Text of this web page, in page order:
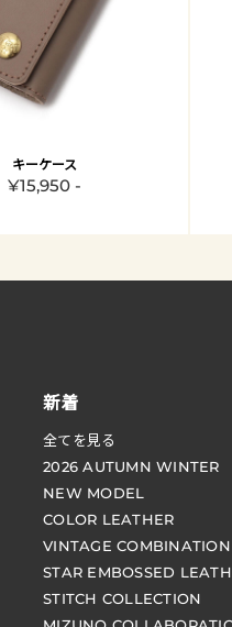
キーケース
¥15,950 -
新着
全てを見る
2026 AUTUMN WINTER
NEW MODEL
COLOR LEATHER
VINTAGE
STAR EMBOSSED
STITCH COLLECTION